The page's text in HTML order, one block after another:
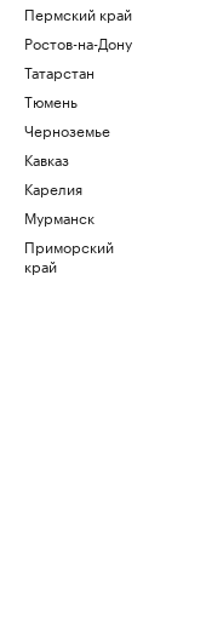
Пермский край
Ростов-на-Дону
Татарстан
Тюмень
Черноземье
Кавказ
Карелия
Мурманск
Приморский
край